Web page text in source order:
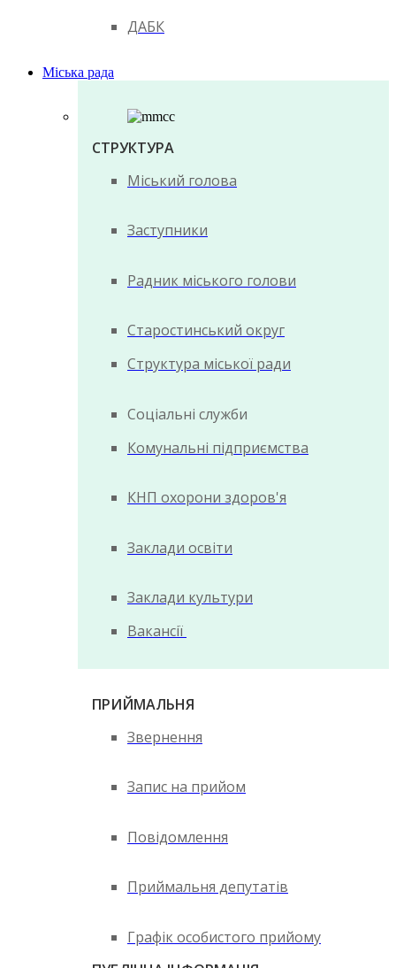
ДАБК
Міська рада
СТРУКТУРА
Міський голова
Заступники
Радник міського голови
Старостинський округ
Структура міської ради
Соціальні служби
Комунальні підприємства
КНП охорони здоров'я
Заклади освіти
Заклади культури
Вакансії
ПРИЙМАЛЬНЯ
Звернення
Запис на прийом
Повідомлення
Приймальня депутатів
Графік особистого прийому